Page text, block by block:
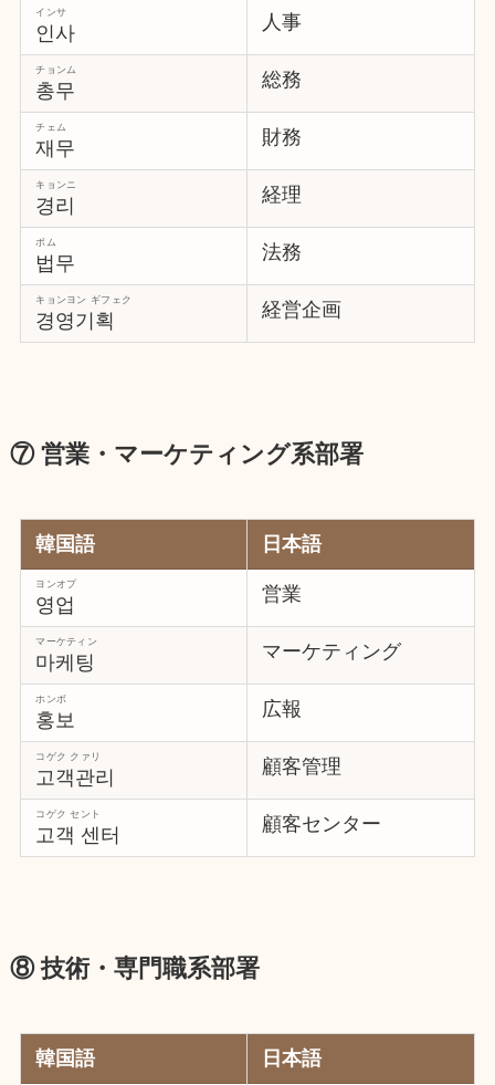
인사
インサ 人事
총무
チョンム 総務
재무
チェム 財務
경리
キョンニ 経理
법무
ポム 法務
경영기획
キョンヨン ギフェク 経営企画
⑦ 営業・マーケティング系部署
韓国語 日本語
영업
ヨンオプ 営業
마케팅
マーケティン マーケティング
홍보
ホンボ 広報
고객관리
コゲク クァリ 顧客管理
고객 센터
コゲク セント 顧客センター
⑧ 技術・専門職系部署
韓国語 日本語